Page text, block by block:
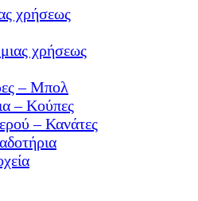
χρήσεως
χρήσεως
– Μπολ
– Κούπες
– Κανάτες